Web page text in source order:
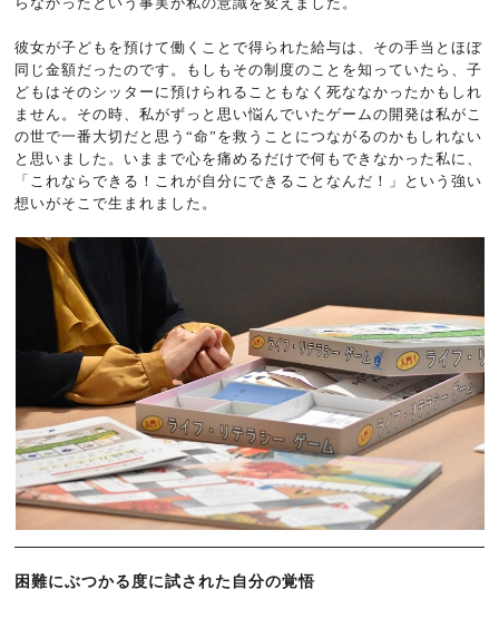
彼女が子どもを預けて働くことで得られた給与は、その手当とほぼ
同じ金額だったのです。もしもその制度のことを知っていたら、子
どもはそのシッターに預けられることもなく死ななかったかもしれ
ません。その時、私がずっと思い悩んでいたゲームの開発は私がこ
の世で一番大切だと思う“命”を救うことにつながるのかもしれない
と思いました。いままで心を痛めるだけで何もできなかった私に、
「これならできる！これが自分にできることなんだ！」という強い
想いがそこで生まれました。
困難にぶつかる度に試された自分の覚悟